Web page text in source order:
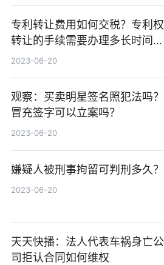
专利转让费用如何交税？专利权
转让的手续需要办理多长时间？
焦点热闻
2023-06-20
观察：买卖明星签名照犯法吗？
冒充签字可以立案吗？
2023-06-20
嫌疑人被刑事拘留可判刑多久？
2023-06-20
天天快播：法人代表车祸身亡公
司拒认合同如何维权